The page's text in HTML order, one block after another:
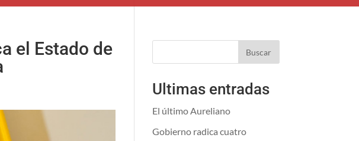
el Estado de
Buscar
Ultimas entradas
El último Aureliano
Gobierno radica cuatro